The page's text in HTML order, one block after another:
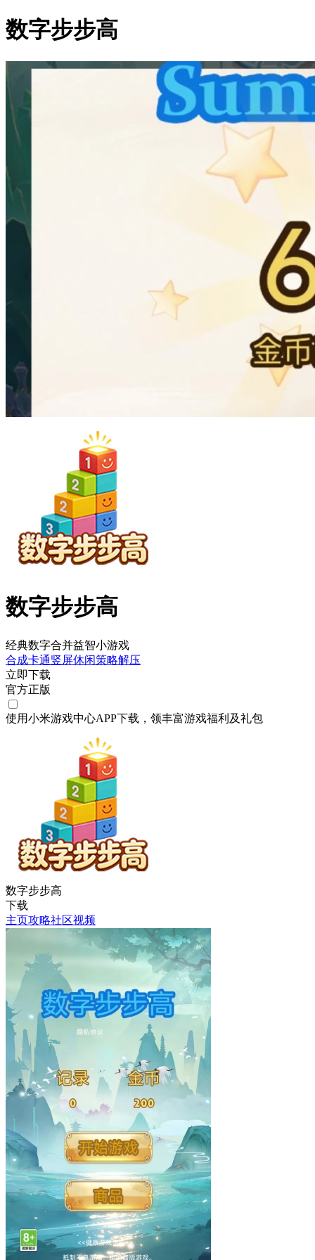
数字步步高
数字步步高
经典数字合并益智小游戏
合成卡通竖屏休闲策略解压
立即下载
官方正版
使用小米游戏中心APP下载 ，领丰富游戏福利 及礼包
数字步步高
下载
主页攻略社区视频